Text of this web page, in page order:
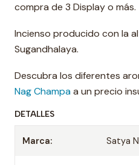
compra de 3 Display o más.
Incienso producido con la
Sugandhalaya.
Descubra los diferentes
Nag Champaa un precio
DETALLES
Marca: Satya